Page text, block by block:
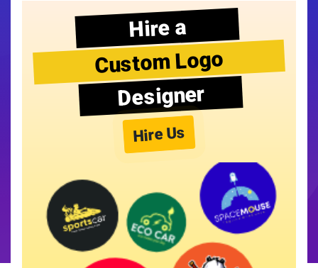
Hire a
Custom Logo
Designer
Hire Us